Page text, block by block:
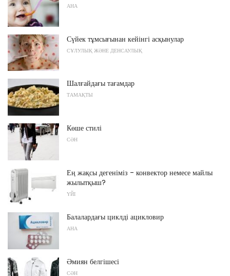
АНА
Сүйек тұмсығынан кейінгі асқынулар
СҰЛУЛЫҚ ЖӘНЕ ДЕНСАУЛЫҚ
Шалғайдағы тағамдар
ТАМАҚТЫ
Көше стилі
СӘН
Ең жақсы дегеніміз - конвектор немесе майлы
жылытқыш?
ҮЙІ
Балалардағы циклді ацикловир
АНА
Әмиян белгішесі
СӘН